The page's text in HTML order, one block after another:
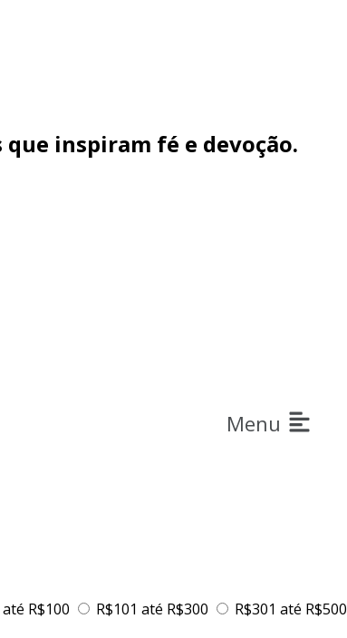
inspiram fé e devoção.
Menu
R$100 R$101 até R$300 R$301 até R$500